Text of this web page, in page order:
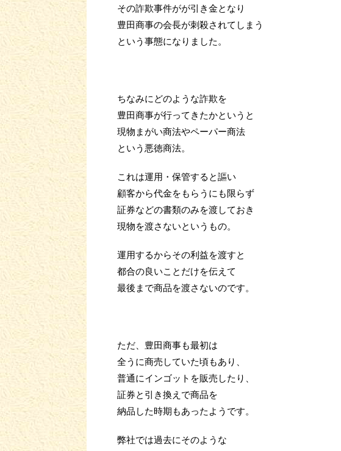
その詐欺事件がが引き金となり
豊田商事の会長が刺殺されてしまう
という事態になりました。
ちなみにどのような詐欺を
豊田商事が行ってきたかというと
現物まがい商法やペーパー商法
という悪徳商法。
これは運用・保管すると謳い
顧客から代金をもらうにも限らず
証券などの書類のみを渡しておき
現物を渡さないというもの。
運用するからその利益を渡すと
都合の良いことだけを伝えて
最後まで商品を渡さないのです。
ただ、豊田商事も最初は
全うに商売していた頃もあり、
普通にインゴットを販売したり、
証券と引き換えで商品を
納品した時期もあったようです。
弊社では過去にそのような